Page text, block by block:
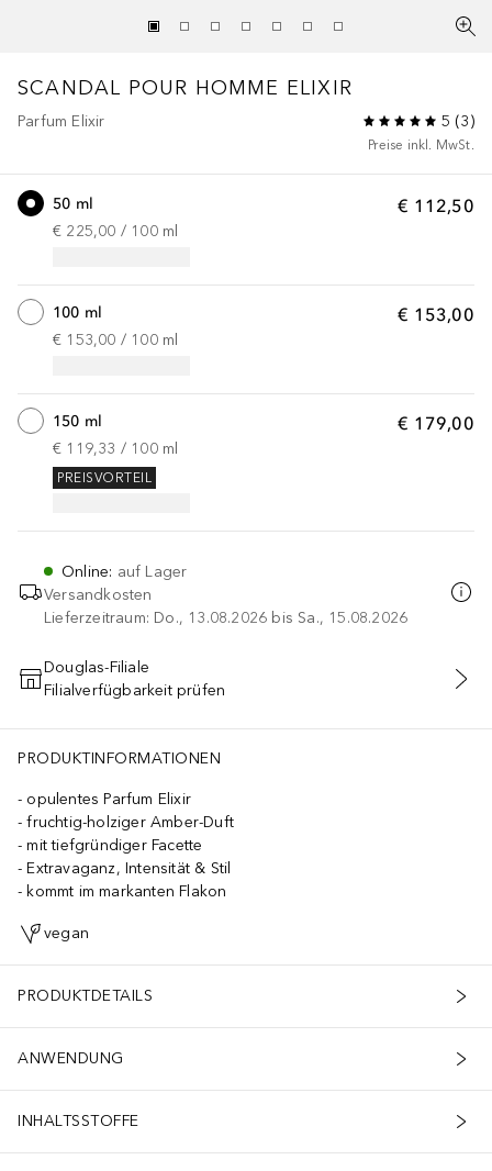
SCANDAL POUR HOMME ELIXIR
Parfum Elixir 5 (3)
Preise inkl. MwSt.
€ 112,50
50 ml
€ 225,00 / 100 ml
€ 153,00
100 ml
€ 153,00 / 100 ml
€ 179,00
150 ml
€ 119,33 / 100 ml
PREISVORTEIL
Online: auf Lager
Versandkosten
Lieferzeitraum: Do., 13.08.2026 bis Sa., 15.08.2026
IN DEN WARENKORB
Douglas-Filiale
Filialverfügbarkeit prüfen
PRODUKTINFORMATIONEN
opulentes Parfum Elixir
fruchtig-holziger Amber-Duft
mit tiefgründiger Facette
Extravaganz, Intensität & Stil
kommt im markanten Flakon
vegan
PRODUKTDETAILS
ANWENDUNG
INHALTSSTOFFE